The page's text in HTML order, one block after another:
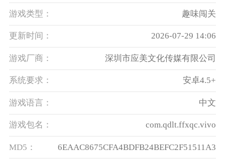
游戏类型： 趣味闯关
更新时间： 2026-07-29 14:06
游戏厂商： 深圳市应美文化传媒有限公司
系统要求： 安卓4.5+
游戏语言： 中文
游戏包名： com.qdlt.ffxqc.vivo
MD5： 6EAAC8675CFA4BDFB24BEFC2F51511A3